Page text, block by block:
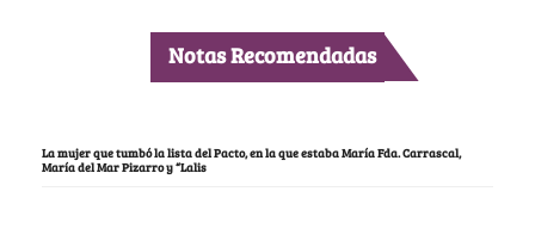
Notas Recomendadas
La mujer que tumbó la lista del Pacto, en la que estaba María Fda. Carrascal,
María del Mar Pizarro y “Lalis